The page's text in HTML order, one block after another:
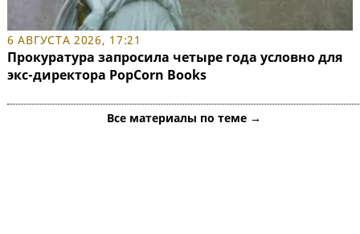
6 АВГУСТА 2026, 17:21
Прокуратура запросила четыре года условно для
экс-директора PopCorn Books
Все материалы по теме →